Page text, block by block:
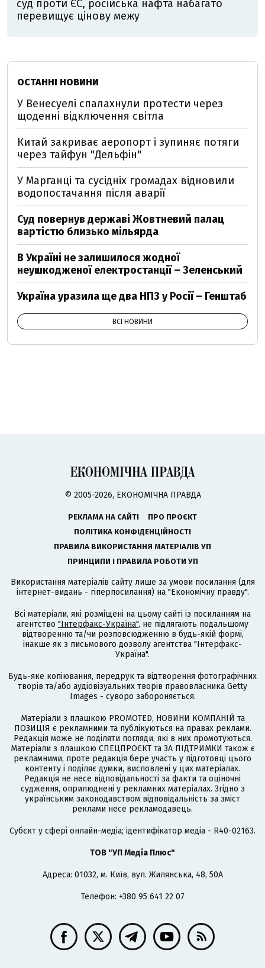
суд проти ЄС, російська нафта набагато
перевищує цінову межу
ОСТАННІ НОВИНИ
У Венесуелі спалахнули протести через
щоденні відключення світла
Китай закриває аеропорт і зупиняє потяги
через тайфун "Дельфін"
У Марганці та сусідніх громадах відновили
водопостачання після аварії
Суд повернув державі Жовтневий палац
вартістю близько мільярда
В Україні не залишилося жодної
неушкодженої електростанції – Зеленський
Україна уразила ще два НПЗ у Росії – Генштаб
ВСІ НОВИНИ
© 2005-2026, ЕКОНОМІЧНА ПРАВДА
РЕКЛАМА НА САЙТІ
ПРО ПРОЄКТ
ПОЛІТИКА КОНФІДЕНЦІЙНОСТІ
ПРАВИЛА ВИКОРИСТАННЯ МАТЕРІАЛІВ УП
ПРИНЦИПИ І ПРАВИЛА РОБОТИ УП
Використання матеріалів сайту лише за умови посилання (для
інтернет-видань - гіперпосилання) на "Економічну правду".
Всі матеріали, які розміщені на цьому сайті із посиланням на
агентство "Інтерфакс-Україна", не підлягають подальшому
відтворенню та/чи розповсюдженню в будь-якій формі,
інакше як з письмового дозволу агентства "Інтерфакс-
Україна".
Будь-яке копіювання, передрук та відтворення фотографічних
творів та/або аудіовізуальних творів правовласника Getty
Images - суворо забороняється.
Матеріали з плашкою PROMOTED, НОВИНИ КОМПАНІЙ та
ПОЗИЦІЯ є рекламними та публікуються на правах реклами.
Редакція може не поділяти погляди, які в них промотуються.
Матеріали з плашкою СПЕЦПРОЄКТ та ЗА ПІДТРИМКИ також є
рекламними, проте редакція бере участь у підготовці цього
контенту і поділяє думки, висловлені у цих матеріалах.
Редакція не несе відповідальності за факти та оціночні
судження, оприлюднені у рекламних матеріалах. Згідно з
українським законодавством відповідальність за зміст
реклами несе рекламодавець.
Cубєкт у сфері онлайн-медіа; ідентифікатор медіа - R40-02163.
ТОВ "УП Медіа Плюс"
Адреса: 01032, м. Київ, вул. Жилянська, 48, 50А
Телефон: +380 95 641 22 07